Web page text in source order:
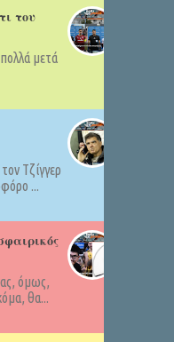
του
μετά
Τζίγγερ
...
όμως,
θα...